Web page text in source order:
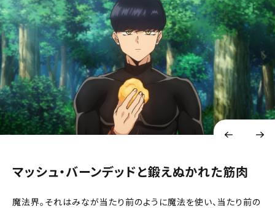
マッシュ・バーンデッドと鍛えぬかれた筋肉
魔法界。それはみなが当たり前のように魔法を使い、当たり前の